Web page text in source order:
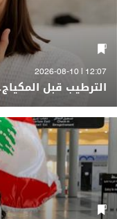
12:07 | 2026-08-10
الترطيب قبل